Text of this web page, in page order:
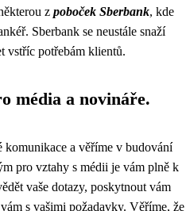
z poboček Sberbank, kde
Sberbank se neustále snaží
vstříc potřebám klientů.
média a novináře.
komunikace a věříme v budování
pro vztahy s médii je vám plně k
vaše dotazy, poskytnout vám
s vašimi požadavky. Věříme, že